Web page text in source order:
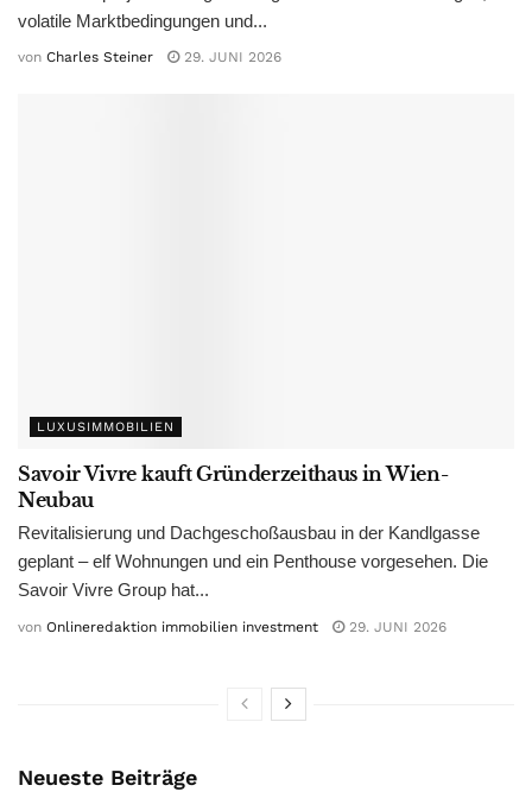
volatile Marktbedingungen und...
von Charles Steiner 29. JUNI 2026
LUXUSIMMOBILIEN
Savoir Vivre kauft Gründerzeithaus in Wien-
Neubau
Revitalisierung und Dachgeschoßausbau in der Kandlgasse
geplant – elf Wohnungen und ein Penthouse vorgesehen. Die
Savoir Vivre Group hat...
von Onlineredaktion immobilien investment 29. JUNI 2026
Neueste Beiträge